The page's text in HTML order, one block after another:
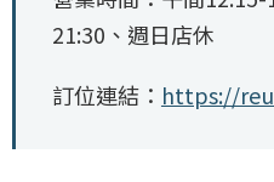
21:30、週日店休
訂位連結： https://